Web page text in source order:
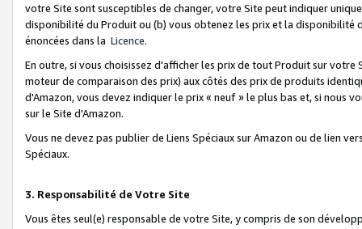
votre Site sont susceptibles de changer, votre Site peut indiquer
disponibilité du Produit ou (b) vous obtenez les prix et la disponibilité
énoncées dans la Licence.
En outre, si vous choisissez d'afficher les prix de tout Produit sur
moteur de comparaison des prix) aux côtés des prix de produits
d'Amazon, vous devez indiquer le prix « neuf » le plus bas et, si nous
sur le Site d'Amazon.
Vous ne devez pas publier de Liens Spéciaux sur Amazon ou de lien
Spéciaux.
3. Responsabilité de Votre Site
Vous êtes seul(e) responsable de votre Site, y compris de son